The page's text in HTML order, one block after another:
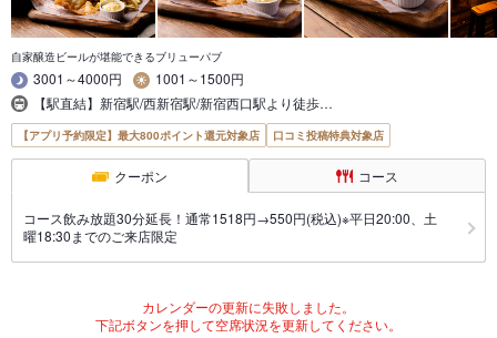
自家醸造ビールが堪能できるブリューパブ
3001～4000円
1001～1500円
【駅直結】新宿駅/西新宿駅/新宿西口駅より徒歩…
【アプリ予約限定】最大800ポイント還元対象店 口コミ投稿特典対象店
クーポン コース
コース飲み放題30分延長！通常1518円→550円(税込)※平日20:00、土
曜18:30までのご来店限定
カレンダーの更新に失敗しました。
下記ボタンを押して空席状況を更新してください。